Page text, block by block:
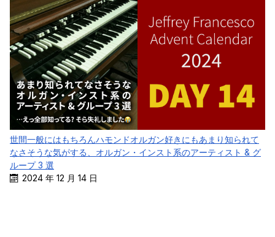
世間一般にはもちろんハモンドオルガン好きにもあまり知られて
なさそうな気がする、オルガン・インスト系のアーティスト & グ
ループ 3 選
2024 年 12 月 14 日